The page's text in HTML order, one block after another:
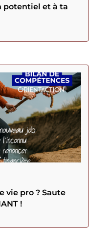
potentiel et à ta
vie pro ? Saute
!